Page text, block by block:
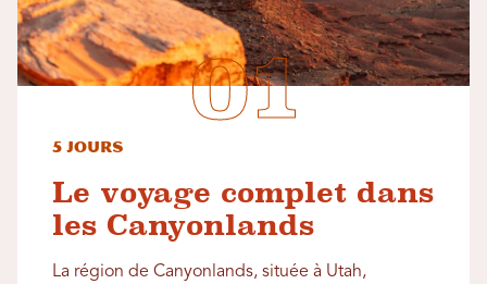
5 jours
Le voyage complet dans
les Canyonlands
La région de Canyonlands, située à Utah,